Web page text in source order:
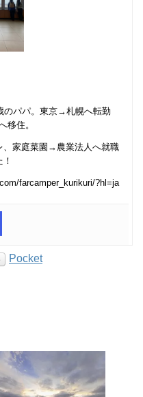
のパパ。東京→札幌へ転勤
移住。
、家庭菜園→農業法人へ就職
farcamper_kurikuri/?hl=ja
Pocket